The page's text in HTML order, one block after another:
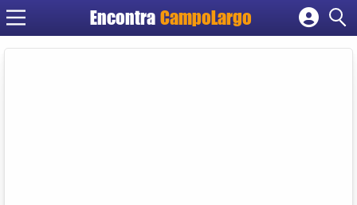
Encontra CampoLargo
Cadastrar empresa